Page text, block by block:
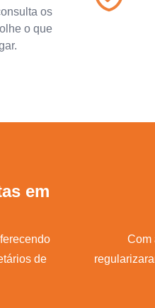
os
o que
em
de
Com